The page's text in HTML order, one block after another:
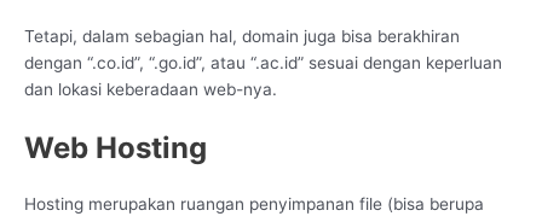
Tetapi, dalam sebagian hal, domain juga bisa berakhiran
dengan “.co.id”, “.go.id”, atau “.ac.id” sesuai dengan keperluan
dan lokasi keberadaan web-nya.
Web Hosting
Hosting merupakan ruangan penyimpanan file (bisa berupa